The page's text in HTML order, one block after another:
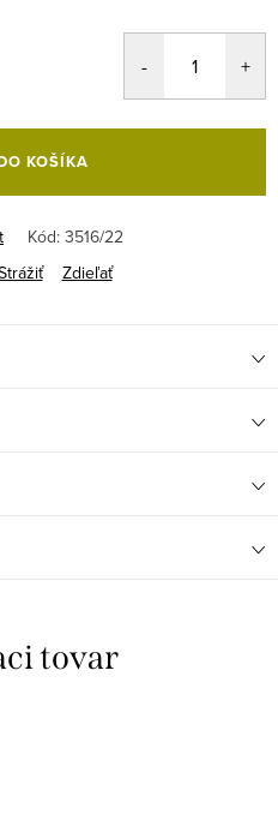
KOŠÍKA
Kód: 3516/22
Zdieľať
tovar